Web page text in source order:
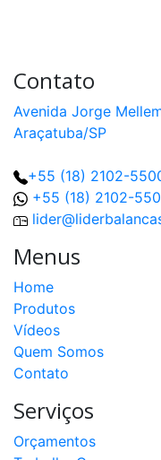
Contato
Avenida Jorge
Araçatuba/SP
+55 (18) 2102-
+55 (18) 2102-
Menus
Home
Produtos
Vídeos
Quem Somos
Contato
Serviços
Orçamentos